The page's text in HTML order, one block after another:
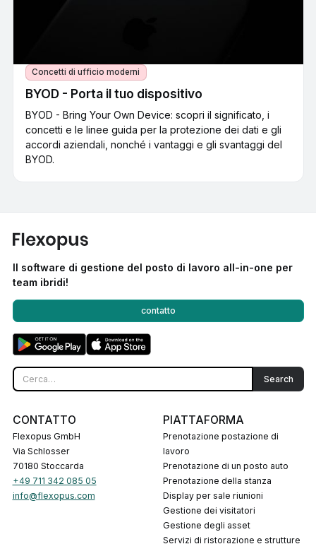
Concetti di ufficio moderni
BYOD - Porta il tuo dispositivo
BYOD - Bring Your Own Device: scopri il significato, i
concetti e le linee guida per la protezione dei dati e gli
accordi aziendali, nonché i vantaggi e gli svantaggi del
BYOD.
Il software di gestione del posto di lavoro all-in-one per
team ibridi!
contatto
CONTATTO
Flexopus GmbH
Via Schlosser
70180 Stoccarda
+49 711 342 085 05
info@flexopus.com
PIATTAFORMA
Prenotazione postazione di
lavoro
Prenotazione di un posto auto
Prenotazione della stanza
Display per sale riunioni
Gestione dei visitatori
Gestione degli asset
Servizi di ristorazione e strutture